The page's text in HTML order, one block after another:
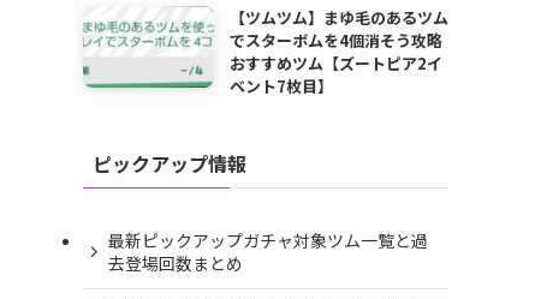
【ツムツム】まゆ毛のあるツム
でスターボムを4個消そう攻略
おすすめツム【ズートピア2イ
ベント7枚目】
ピックアップ情報
最新ピックアップガチャ対象ツム一覧と過
去登場回数まとめ